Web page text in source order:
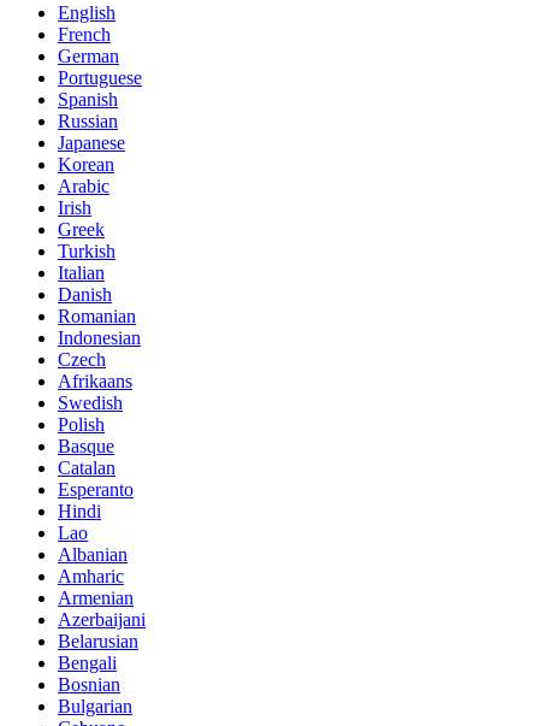
English
French
German
Portuguese
Spanish
Russian
Japanese
Korean
Arabic
Irish
Greek
Turkish
Italian
Danish
Romanian
Indonesian
Czech
Afrikaans
Swedish
Polish
Basque
Catalan
Esperanto
Hindi
Lao
Albanian
Amharic
Armenian
Azerbaijani
Belarusian
Bengali
Bosnian
Bulgarian